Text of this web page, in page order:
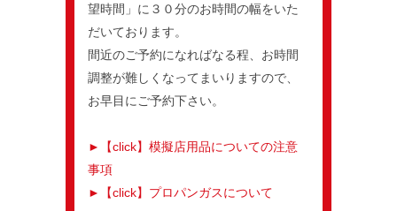
望時間」に３０分のお時間の幅をいた
だいております。
間近のご予約になればなる程、お時間
調整が難しくなってまいりますので、
お早目にご予約下さい。
►【click】模擬店用品についての注意
事項
►【click】プロパンガスについて